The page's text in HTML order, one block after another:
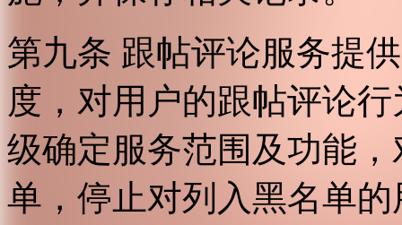
第九条 跟帖评论服务提
度，对用户的跟帖评论
级确定服务范围及功能
单，停止对列入黑名单